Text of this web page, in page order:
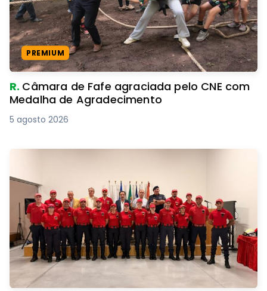
PREMIUM
R. Câmara de Fafe agraciada pelo CNE com
Medalha de Agradecimento
5 agosto 2026